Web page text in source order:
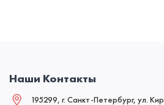
Наши Контакты
195299, г. Санкт-Петербург, ул.